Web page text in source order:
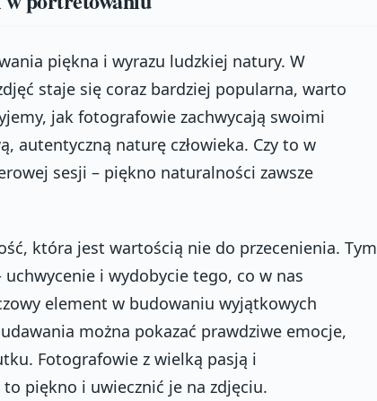
piękna i wyrazu ludzkiej natury. W
staje się coraz bardziej popularna, warto
jak fotografowie zachwycają swoimi
autentyczną naturę człowieka. Czy to w
sesji – piękno naturalności zawsze
która jest wartością nie do przecenienia. Tym
i wydobycie tego, co w nas
element w budowaniu wyjątkowych
można pokazać prawdziwe emocje,
Fotografowie z wielką pasją i
piękno i uwiecznić je na zdjęciu.